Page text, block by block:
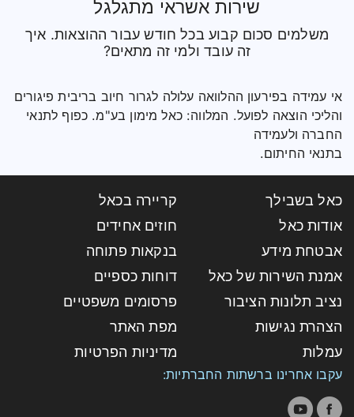
שירות אשראי מתגלגל
משלמים סכום קבוע בכל חודש עבור ההוצאות. איך
זה עובד ולמי זה מתאים?
אי עמידה בפירעון ההלוואה עלולה לגרור חיוב בריבית פיגורים
והליכי הוצאה לפועל. המלווה: כאל מימון בע"מ. כפוף לתנאי
החברה ולעמידה
בתנאי החיתום.
כאל בשבילך
קריירה בכאל
אודות כאל
חוזים אחידים
אבטחת מידע
בנקאות פתוחה
אמנת השירות של כאל
דוחות כספיים
נציב תלונות הציבור
פרסומים משפטיים
הצהרת נגישות
מפת האתר
עמלות
מדיניות הפרטיות
עקבו אחרינו ברשתות החברתיות: